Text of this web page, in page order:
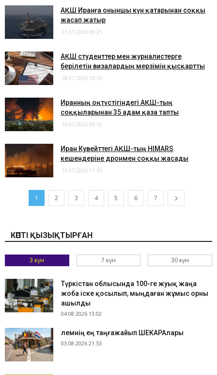
АҚШ Иранға оныншы күн қатарынан соққы
жасап жатыр
21.07.2026 09:25
АҚШ студенттер мен журналистерге
берілетін визалардың мерзімін қысқартты
18.07.2026 12:55
Иранның оңтүстігіндегі АҚШ-тың
соққыларынан 35 адам қаза тапты
16.07.2026 09:12
Иран Кувейттегі АҚШ-тың HIMARS
кешендеріне дронмен соққы жасады
13.07.2026 11:35
1 2 3 4 5 6 7
КӨПТІ ҚЫЗЫҚТЫРҒАН
3 күн 7 күн 30 күн
Түркістан облысында 100-ге жуық жаңа
жоба іске қосылып, мыңдаған жұмыс орны
ашылды
04.08.2026 13:02
​Әлемнің ең таңғажайып ШЕКАРАлары
03.08.2026 21:53